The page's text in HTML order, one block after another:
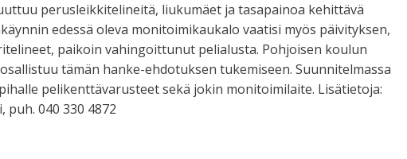
perusleikkitelineitä, liukumäet ja tasapainoa kehittävä
edessä oleva monitoimikaukalo vaatisi myös päivityksen,
paikoin vahingoittunut pelialusta. Pohjoisen koulun
tämän hanke-ehdotuksen tukemiseen. Suunnitelmassa
pelikenttävarusteet sekä jokin monitoimilaite. Lisätietoja:
puh. 040 330 4872